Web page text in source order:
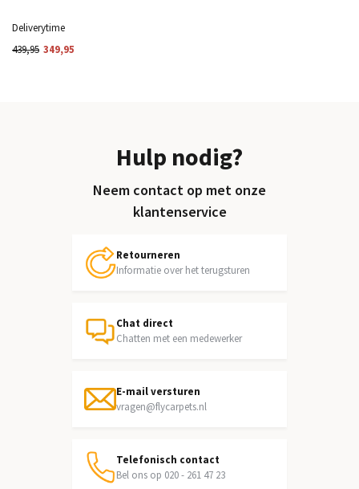
Deliverytime
439,95 349,95
Hulp nodig?
Neem contact op met onze
klantenservice
Retourneren
Informatie over het terugsturen
Chat direct
Chatten met een medewerker
E-mail versturen
vragen@flycarpets.nl
Telefonisch contact
Bel ons op 020 - 261 47 23